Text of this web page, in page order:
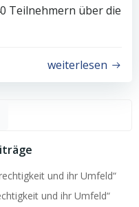
Teilnehmern über die
weiterlesen
und ihr Umfeld“
und ihr Umfeld“